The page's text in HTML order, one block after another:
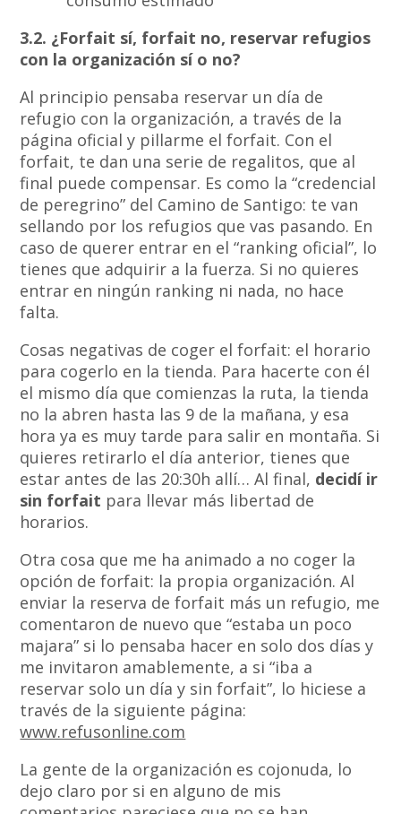
3.2. ¿Forfait sí, forfait no, reservar refugios
con la organización sí o no?
Al principio pensaba reservar un día de
refugio con la organización, a través de la
página oficial y pillarme el forfait. Con el
forfait, te dan una serie de regalitos, que al
final puede compensar. Es como la “credencial
de peregrino” del Camino de Santigo: te van
sellando por los refugios que vas pasando. En
caso de querer entrar en el “ranking oficial”, lo
tienes que adquirir a la fuerza. Si no quieres
entrar en ningún ranking ni nada, no hace
falta.
Cosas negativas de coger el forfait: el horario
para cogerlo en la tienda. Para hacerte con él
el mismo día que comienzas la ruta, la tienda
no la abren hasta las 9 de la mañana, y esa
hora ya es muy tarde para salir en montaña. Si
quieres retirarlo el día anterior, tienes que
estar antes de las 20:30h allí… Al final, decidí ir
sin forfait para llevar más libertad de
horarios.
Otra cosa que me ha animado a no coger la
opción de forfait: la propia organización. Al
enviar la reserva de forfait más un refugio, me
comentaron de nuevo que “estaba un poco
majara” si lo pensaba hacer en solo dos días y
me invitaron amablemente, a si “iba a
reservar solo un día y sin forfait”, lo hiciese a
través de la siguiente página:
www.refusonline.com
La gente de la organización es cojonuda, lo
dejo claro por si en alguno de mis